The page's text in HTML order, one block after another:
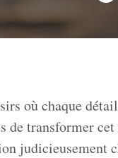
où chaque
transformer
judicieusement